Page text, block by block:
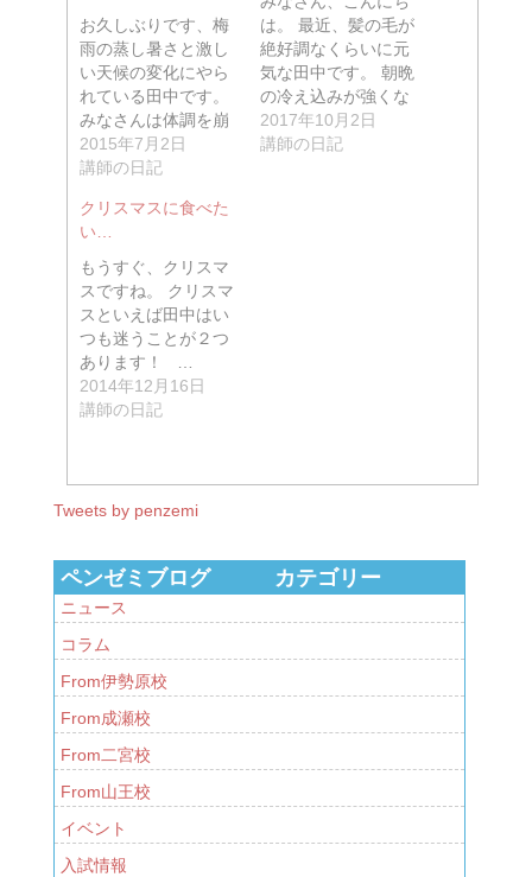
お久しぶりです、梅
雨の蒸し暑さと激し
い天候の変化にやら
れている田中です。
みなさんは体調を崩
したりせ…
2015年7月2日
講師の日記
は。 最近、髪の毛が
絶好調なくらいに元
気な田中です。 朝晩
の冷え込みが強くな
り、風…
2017年10月2日
講師の日記
クリスマスに食べた
い…
もうすぐ、クリスマ
スですね。 クリスマ
スといえば田中はい
つも迷うことが２つ
あります！ …
2014年12月16日
講師の日記
Tweets by penzemi
ペンゼミブログ カテゴリー
ニュース
コラム
From伊勢原校
From成瀬校
From二宮校
From山王校
イベント
入試情報